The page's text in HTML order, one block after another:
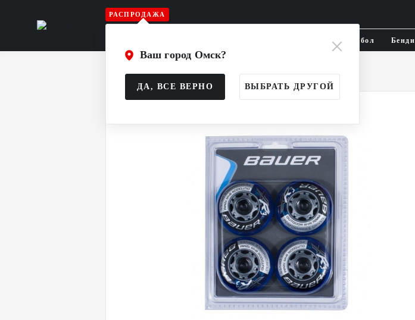
РАСПРОДАЖА
Флорбол Бенди
Ваш город Омск?
ДА, ВСЕ ВЕРНО ВЫБРАТЬ ДРУГОЙ
Главная Каталог Роликовый хоккей Аксессуары